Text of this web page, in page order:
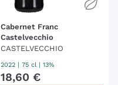
Cabernet Franc
Castelvecchio
CASTELVECCHIO
2022 75 cl | 13%
18,60 €